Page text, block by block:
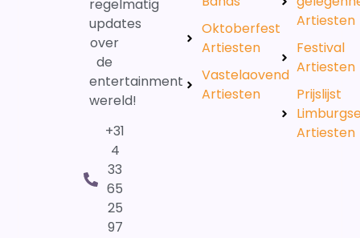
regelmatig
updates
over
de
entertainment
wereld!
+31
4
33
65
25
97
Oktoberfest
Artiesten
Vastelaovend
Artiesten
Artiesten
Festival
Artiesten
Prijslijst
Artiesten